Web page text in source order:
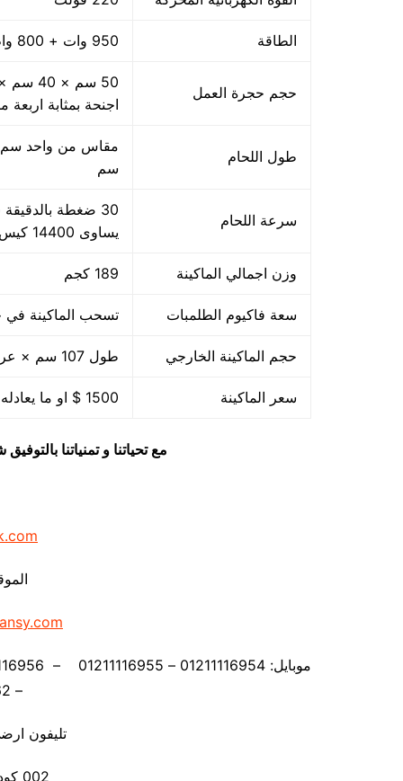
الطاقة 950 وات + 800 واط اللحام
حجم حجرة العمل
اجنحة بمثابة اربعة
طول اللحام
سم
سرعة اللحام
يساوى 14400 كيس بالساعة بمقاس مبدئي
وزن اجمالي الماكينة 189 كجم
سعة فاكيوم الطلمبات تسحب الماكينة في حدود 40 متر مكعب هواء فاكيوم من
حجم الماكينة الخارجي طول 107 سم × عرض 85 سم × ارتفاع 105 سم
سعر الماكينة 1500 $ او ما يعادله بالجنيه المصرى
مع تحياتنا و تمنياتنا
– 01211116962
تليفون ارضي
002 كود مصر قبل الرقم